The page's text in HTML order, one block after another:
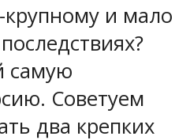
крупному и мало
самую
Советуем
два крепких